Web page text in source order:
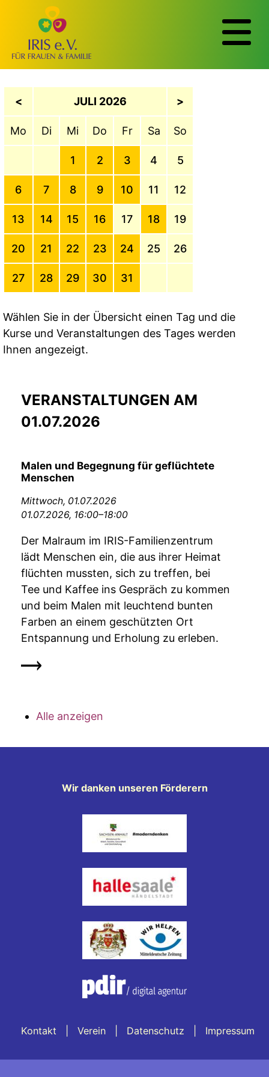
< JULI 2026 >
Mo Di Mi Do Fr Sa So
1 2 3 4 5
6 7 8 9 10 11 12
13 14 15 16 17 18 19
20 21 22 23 24 25 26
27 28 29 30 31
Wählen Sie in der Übersicht einen Tag und die
Kurse und Veranstaltungen des Tages werden
Ihnen angezeigt.
VERANSTALTUNGEN AM
01.07.2026
Malen und Begegnung für geflüchtete
Menschen
Mittwoch, 01.07.2026
01.07.2026, 16:00–18:00
Der Malraum im IRIS-Familienzentrum
lädt Menschen ein, die aus ihrer Heimat
flüchten mussten, sich zu treffen, bei
Tee und Kaffee ins Gespräch zu kommen
und beim Malen mit leuchtend bunten
Farben an einem geschützten Ort
Entspannung und Erholung zu erleben.
Alle anzeigen
Wir danken unseren Förderern
Kontakt Verein Datenschutz Impressum